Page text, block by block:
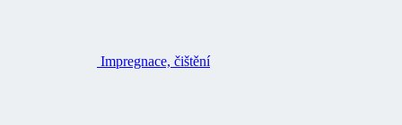
Impregnace, čištění